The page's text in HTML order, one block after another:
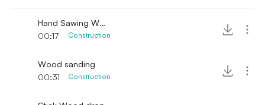
Hand Sawing Wood Up-close
00:17
Construction
Wood sanding
00:31
Construction